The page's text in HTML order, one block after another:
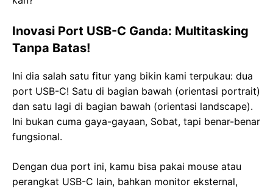
Inovasi Port USB-C Ganda: Multitasking
Tanpa Batas!
Ini dia salah satu fitur yang bikin kami terpukau: dua
port USB-C! Satu di bagian bawah (orientasi portrait)
dan satu lagi di bagian bawah (orientasi landscape).
Ini bukan cuma gaya-gayaan, Sobat, tapi benar-benar
fungsional.
Dengan dua port ini, kamu bisa pakai mouse atau
perangkat USB-C lain, bahkan monitor eksternal,